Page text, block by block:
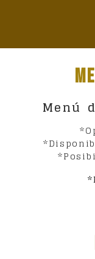
Menú